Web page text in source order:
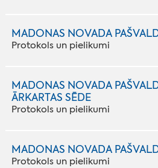
MADONAS NOVADA
Protokols un pielikumi
MADONAS NOVADA
ĀRKARTAS SĒDE
Protokols un pielikumi
MADONAS NOVADA
Protokols un pielikumi